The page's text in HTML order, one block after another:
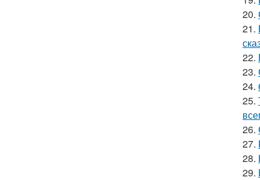
20.
21.
22.
23.
24.
25.
26.
27.
28.
29.